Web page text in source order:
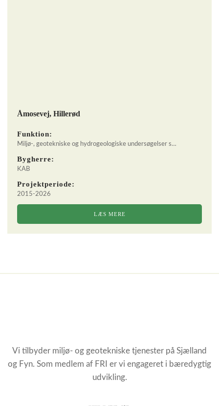
Åmosevej, Hillerød
Funktion:
Miljø-, geotekniske og hydrogeologiske undersøgelser s…
Bygherre:
KAB
Projektperiode:
2015-2026
LÆS MERE
Vi tilbyder miljø- og geotekniske tjenester på Sjælland
og Fyn. Som medlem af FRI er vi engageret i bæredygtig
udvikling.